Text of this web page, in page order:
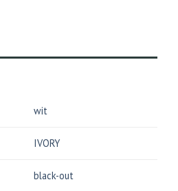
wit
IVORY
black-out